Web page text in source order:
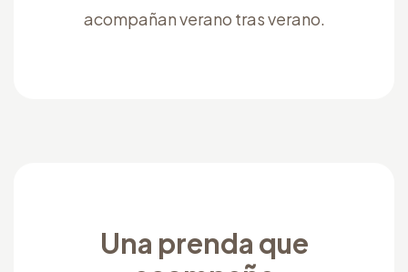
acompañan verano tras verano.
Una prenda que